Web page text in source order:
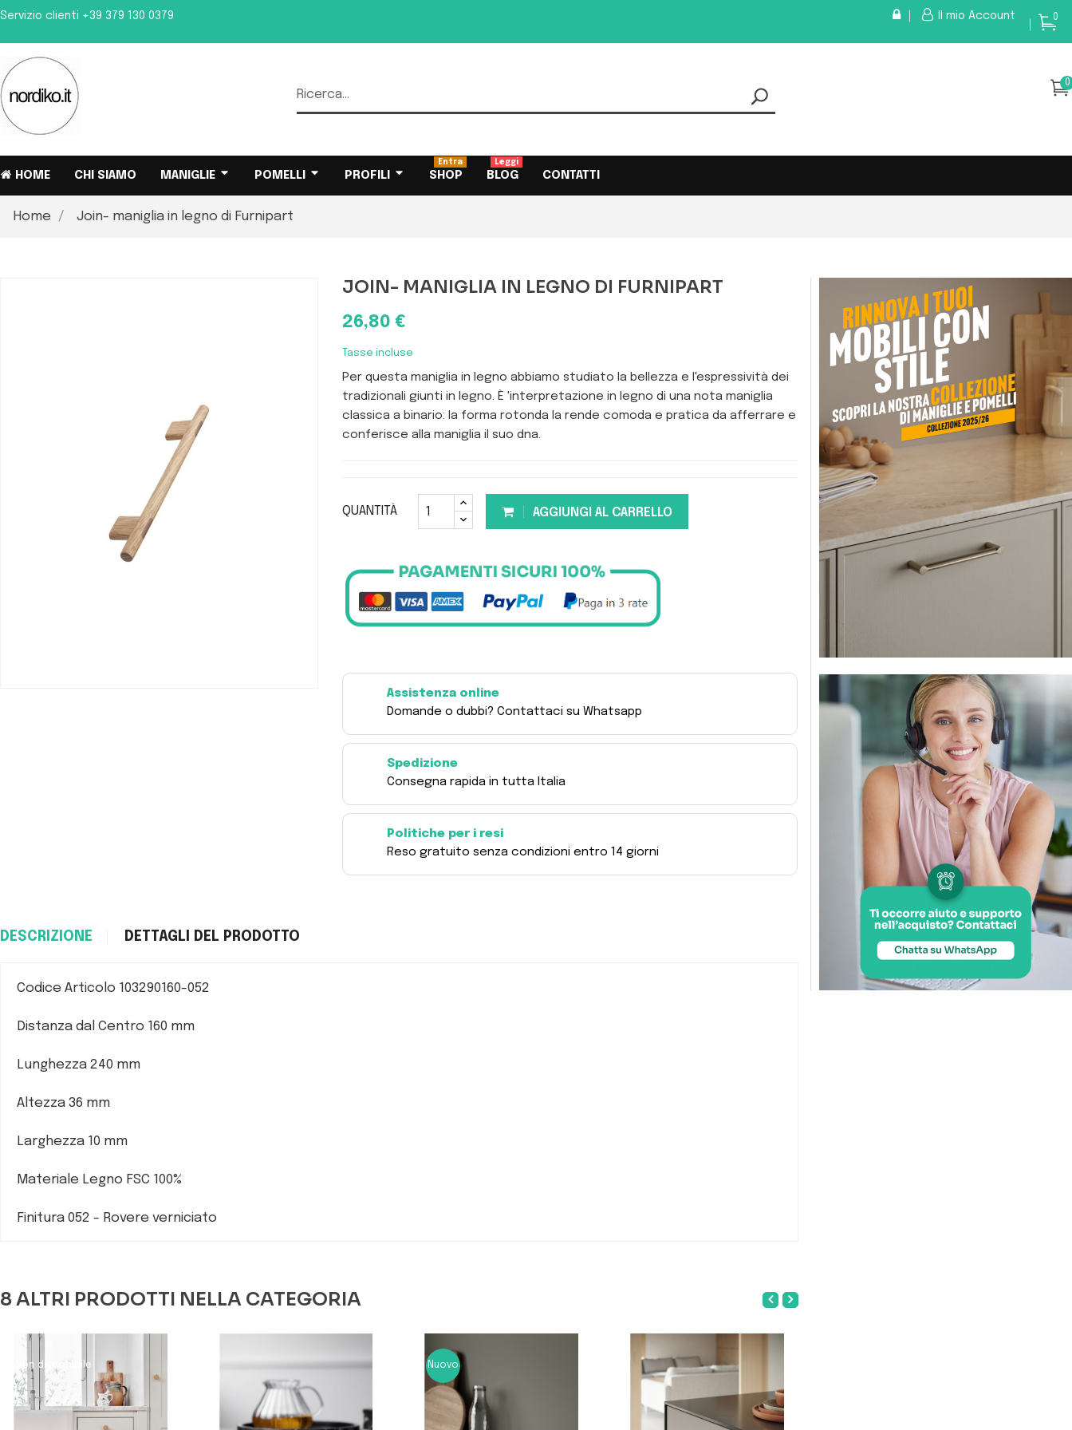
Servizio clienti +39 379 130 0379 Il mio Account 0
0
HOME CHI SIAMO MANIGLIE POMELLI PROFILI SHOP
Entra
BLOG
Leggi
CONTATTI
Home Join- maniglia in legno di Furnipart
JOIN- MANIGLIA IN LEGNO DI FURNIPART
26,80 €
Tasse incluse
Per questa maniglia in legno abbiamo studiato la bellezza e l'espressività dei
tradizionali giunti in legno. È 'interpretazione in legno di una nota maniglia
classica a binario: la forma rotonda la rende comoda e pratica da afferrare e
conferisce alla maniglia il suo dna.
QUANTITÀ AGGIUNGI AL CARRELLO
Assistenza online
Domande o dubbi? Contattaci su Whatsapp
Spedizione
Consegna rapida in tutta Italia
Politiche per i resi
Reso gratuito senza condizioni entro 14 giorni
DESCRIZIONE DETTAGLI DEL PRODOTTO
Codice Articolo 103290160-052
Distanza dal Centro 160 mm
Lunghezza 240 mm
Altezza 36 mm
Larghezza 10 mm
Materiale Legno FSC 100%
Finitura 052 - Rovere verniciato
8 ALTRI PRODOTTI NELLA CATEGORIA
Non disponibile Nuovo